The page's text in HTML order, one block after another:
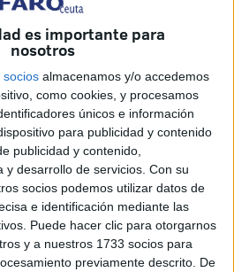
es importante para
nosotros
socios almacenamos y/o accedemos
como cookies, y procesamos
únicos e información
para publicidad y contenido
publicidad y contenido,
y desarrollo de servicios. Con su
socios podemos utilizar datos de
e identificación mediante las
Puede hacer clic para otorgarnos
y a nuestros 1733 socios para
previamente descrito. De
el joven argelino cuyo cuerpo
laGuardia Civilen el arenal del
diciembre , podrá ser enterrado
Al Qadrprocedió a su traslado
a la Península. Allí comenzará el
que partió con 25 años recién
Djemaa Beni Habibi, un